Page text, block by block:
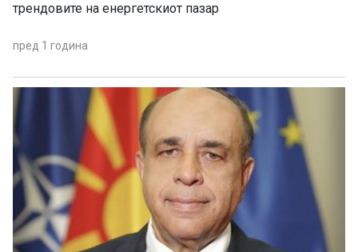
трендовите на енергетскиот пазар
пред 1 година